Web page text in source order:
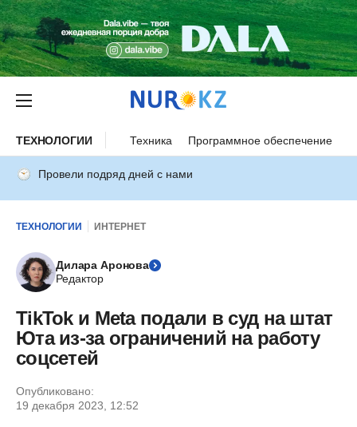
ТЕХНОЛОГИИ Техника Программное обеспечение
Провели подряд дней с нами
ТЕХНОЛОГИИ ИНТЕРНЕТ
Дилара Аронова
Редактор
TikTok и Meta подали в суд на штат
Юта из-за ограничений на работу
соцсетей
Опубликовано:
19 декабря 2023, 12:52